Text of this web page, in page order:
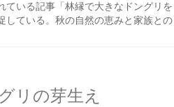
ている記事「林縁で大きなドングリを
している。秋の自然の恵みと家族との
リの芽生え